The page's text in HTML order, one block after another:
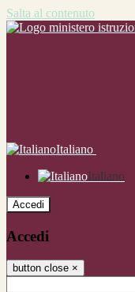
Salta al contenuto
Italiano
Italiano
Accedi
Accedi
button close ×